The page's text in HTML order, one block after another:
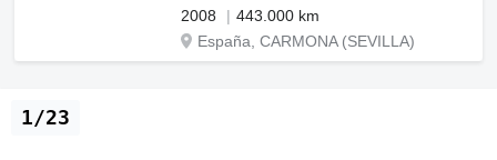
2008
443.000 km
España, CARMONA (SEVILLA)
1/23